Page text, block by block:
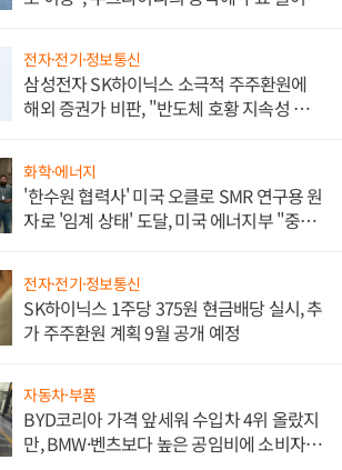
전자·전기·정보통신
삼성전자 SK하이닉스 소극적 주주환원에
해외 증권가 비판, "반도체 호황 지속성 의
화학·에너지
'한수원 협력사' 미국 오클로 SMR 연구용 원
자로 '임계 상태' 도달, 미국 에너지부 "중요
전자·전기·정보통신
SK하이닉스 1주당 375원 현금배당 실시, 추
가 주주환원 계획 9월 공개 예정
자동차·부품
BYD코리아 가격 앞세워 수입차 4위 올랐지
만, BMW·벤츠보다 높은 공임비에 소비자